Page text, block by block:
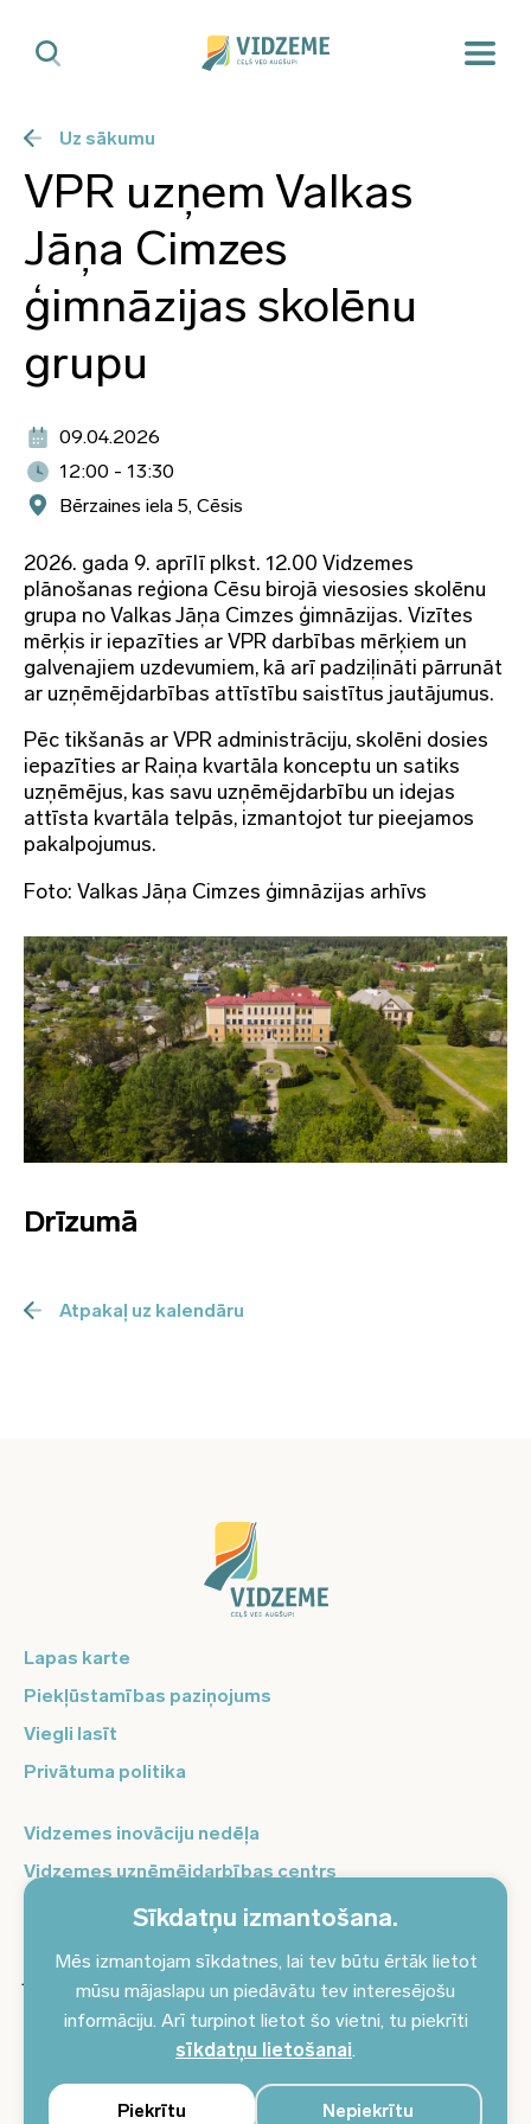
Sīkdatņu izmantošana.
Mēs izmantojam sīkdatnes, lai tev būtu ērtāk lietot
mūsu mājaslapu un piedāvātu tev interesējošu
informāciju. Arī turpinot lietot šo vietni, tu piekrīti
sīkdatņu lietošanai.
Nepiekrītu
Piekrītu
Uz sākumu
VPR uzņem Valkas
Jāņa Cimzes
ģimnāzijas skolēnu
grupu
09.04.2026
12:00 - 13:30
Bērzaines iela 5, Cēsis
2026. gada 9. aprīlī plkst. 12.00 Vidzemes
plānošanas reģiona Cēsu birojā viesosies skolēnu
grupa no Valkas Jāņa Cimzes ģimnāzijas. Vizītes
mērķis ir iepazīties ar VPR darbības mērķiem un
galvenajiem uzdevumiem, kā arī padziļināti pārrunāt
ar uzņēmējdarbības attīstību saistītus jautājumus.
Pēc tikšanās ar VPR administrāciju, skolēni dosies
iepazīties ar Raiņa kvartāla konceptu un satiks
uzņēmējus, kas savu uzņēmējdarbību un idejas
attīsta kvartāla telpās, izmantojot tur pieejamos
pakalpojumus.
Foto: Valkas Jāņa Cimzes ģimnāzijas arhīvs
Drīzumā
Atpakaļ uz kalendāru
Lapas karte
Piekļūstamības paziņojums
Viegli lasīt
Privātuma politika
Vidzemes inovāciju nedēļa
Vidzemes uzņēmējdarbības centrs
Balso Vidzeme
jaunumus savā e-pastā!
Pieteikties jaunumiem